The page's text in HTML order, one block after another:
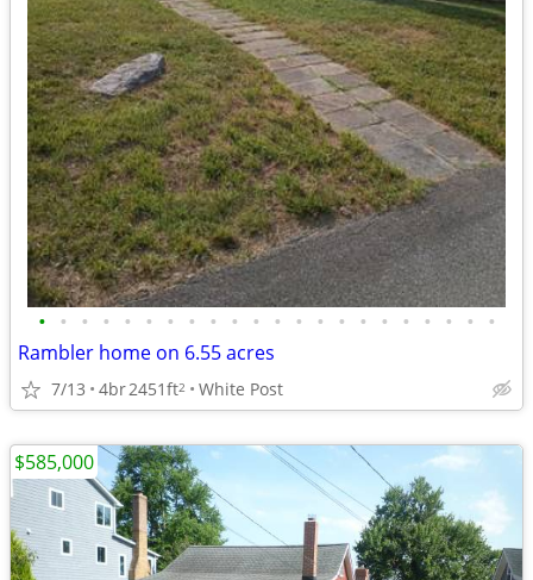
• • • • • • • • • • • • • • • • • • • • • •
Rambler home on 6.55 acres
7/13 4br2451ft2 White Post
$585,000